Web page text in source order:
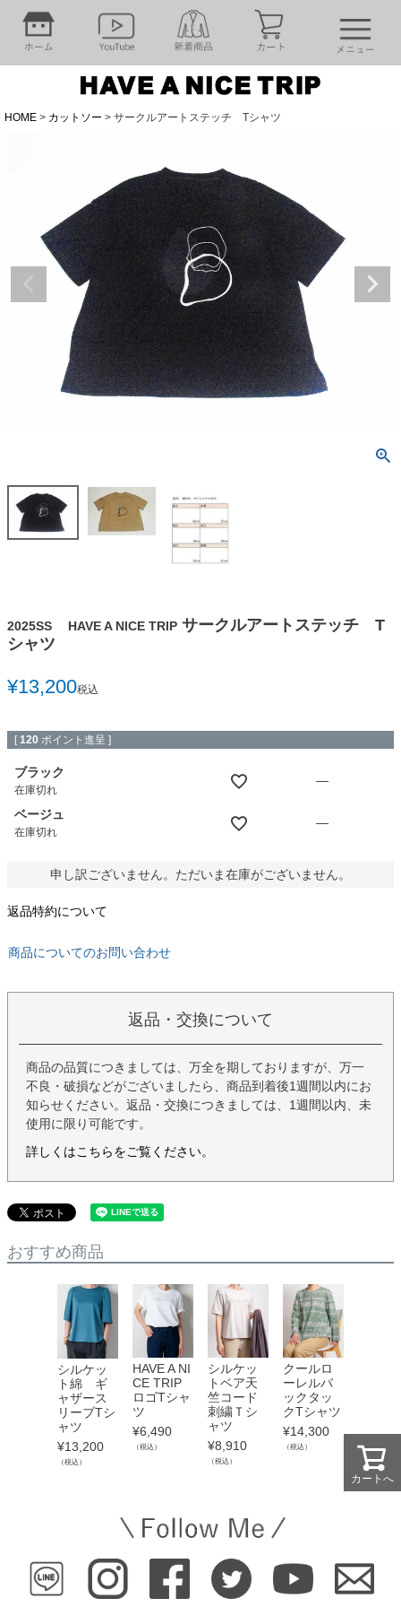
HOME カットソー サークルアートステッチ Tシャツ
2025SS HAVE A NICE TRIP サークルアートステッチ T
シャツ
¥13,200税込
[ 120 ポイント進呈 ]
ブラック
在庫切れ
—
ベージュ
在庫切れ
—
申し訳ございません。ただいま在庫がございません。
返品特約について
商品についてのお問い合わせ
返品・交換について
商品の品質につきましては、万全を期しておりますが、万一
不良・破損などがございましたら、商品到着後1週間以内にお
知らせください。返品・交換につきましては、1週間以内、未
使用に限り可能です。
詳しくはこちらをご覧ください。
おすすめ商品
シルケッ
ト綿 ギ
ャザース
リーブTシ
ャツ
¥13,200
（税込）
HAVE A NI
CE TRIP
ロゴTシャ
ツ
¥6,490
（税込）
シルケッ
トベア天
竺コード
刺繍Ｔシ
ャツ
¥8,910
（税込）
クールロ
ーレルバ
ックタッ
クTシャツ
¥14,300
（税込）
カートへ
カートへ